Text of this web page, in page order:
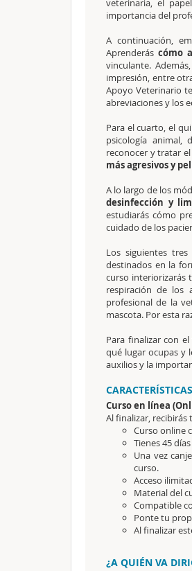
veterinaria, el
importancia del
A continuación,
Aprenderáscómo
vinculante.
impresión, entre
Apoyo Veterinario
abreviaciones y los
Para el cuarto, el
psicología animal,
reconocer y tratar
más agresivos y
A lo largo de los
desinfección y
estudiarás cómo
cuidado de los
Los siguientes
destinados en la
curso interiorizarás
respiración de los
profesional de la
mascota. Por esta
Para finalizar con
qué lugar ocupas y
auxilios y la
CARACTERÍSTICAS
Curso en línea
Al finalizar,
Curso online
Tienes 45
Una vez
curso.
Acceso
Material del
Compatible
Ponte tu
Al finalizar
¿A QUIÉN VA